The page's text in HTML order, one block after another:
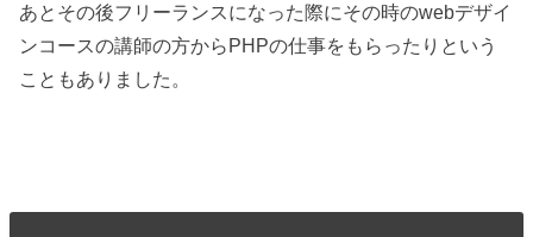
あとその後フリーランスになった際にその時のwebデザイ
ンコースの講師の方からPHPの仕事をもらったりという
こともありました。